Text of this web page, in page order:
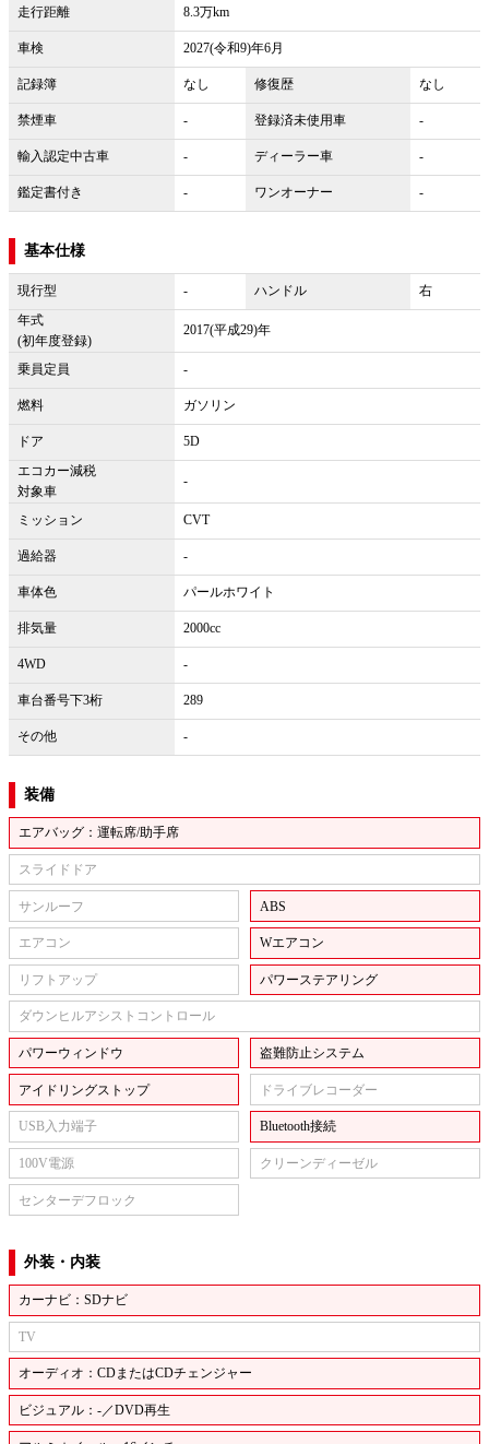
走行距離 8.3万km
車検 2027(令和9)年6月
記録簿 なし 修復歴 なし
禁煙車 - 登録済未使用車 -
輸入認定中古車 - ディーラー車 -
鑑定書付き - ワンオーナー -
基本仕様
現行型 - ハンドル
右
年式
(初年度登録)
2017(平成29)年
乗員定員 -
燃料 ガソリン
ドア
5D
エコカー減税
対象車
-
ミッション CVT
過給器 -
車体色 パールホワイト
排気量 2000cc
4WD -
車台番号下3桁 289
その他 -
装備
エアバッグ：運転席/助手席
スライドドア
サンルーフ ABS
エアコン Wエアコン
リフトアップ パワーステアリング
ダウンヒルアシストコントロール
パワーウィンドウ 盗難防止システム
アイドリングストップ ドライブレコーダー
USB入力端子 Bluetooth接続
100V電源 クリーンディーゼル
センターデフロック
外装・内装
カーナビ：SDナビ
TV
オーディオ：CDまたはCDチェンジャー
ビジュアル：-／DVD再生